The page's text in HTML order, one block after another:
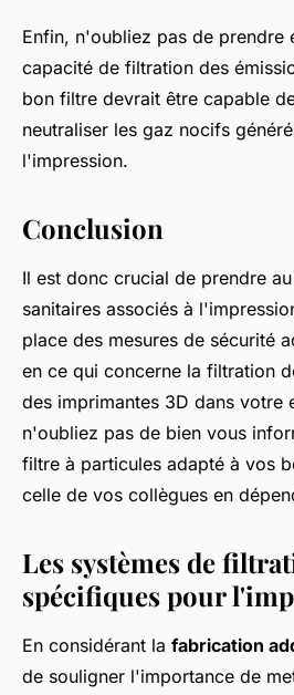
Enfin, n'oubliez pas de prendre
capacité de filtration des
bon filtre devrait être capable
neutraliser les gaz nocifs
l'impression.
Conclusion
Il est donc crucial de prendre
sanitaires associés à
place des mesures de sécurité
en ce qui concerne la filtration
des imprimantes 3D dans votre
n'oubliez pas de bien vous
filtre à particules adapté à vos
celle de vos collègues en
Les systèmes de
spécifiques pour
En considérant la fabrication
de souligner l'importance de